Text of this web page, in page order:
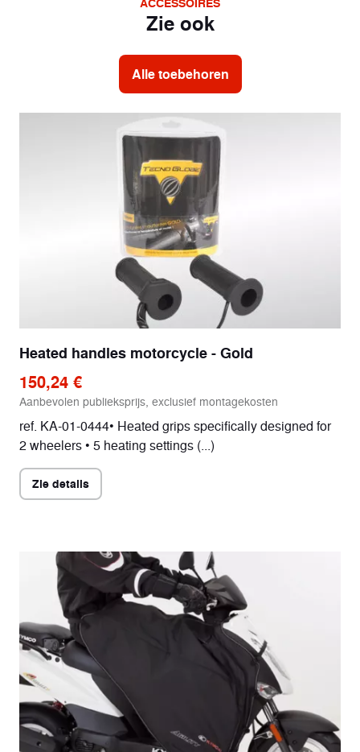
Zie ook
Alle toebehoren
Heated handles motorcycle - Gold
150,24 €
Aanbevolen publieksprijs, exclusief montagekosten
ref. KA-01-0444• Heated grips specifically designed for
2 wheelers • 5 heating settings (...)
Zie details